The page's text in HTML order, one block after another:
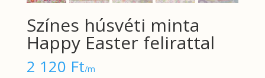
Színes húsvéti minta
Happy Easter felirattal
2 120 Ft/m